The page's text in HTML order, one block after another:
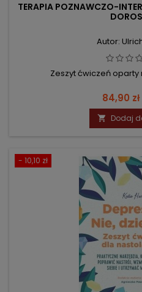
TERAPIA POZNAWCZO-
Autor:
Zeszyt ćwiczeń
Cena
84,90 zł
 Dodaj
- 10,10 zł